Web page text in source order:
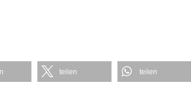
teilen teilen